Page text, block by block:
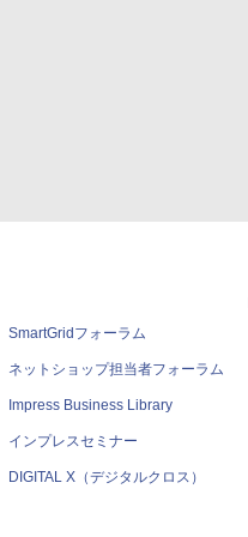
SmartGridフォーラム
ネットショップ担当者フォーラム
Impress Business Library
インプレスセミナー
DIGITAL X（デジタルクロス）